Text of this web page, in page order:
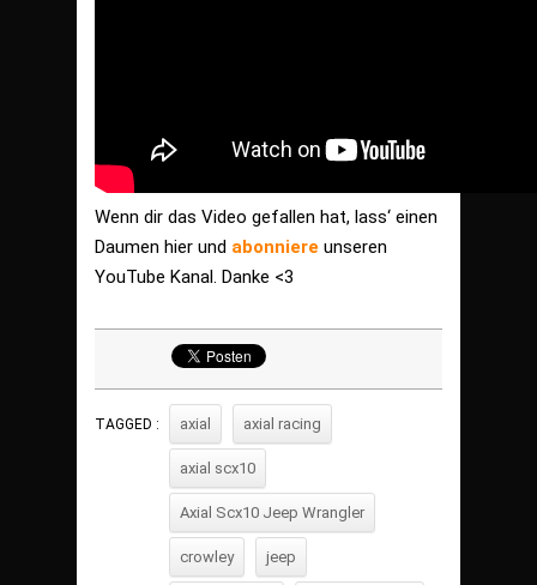
Wenn dir das Video gefallen hat, lass‘ einen
Daumen hier und abonniere unseren
YouTube Kanal. Danke <3
TAGGED : axial axial racing
axial scx10
Axial Scx10 Jeep Wrangler
crowley jeep